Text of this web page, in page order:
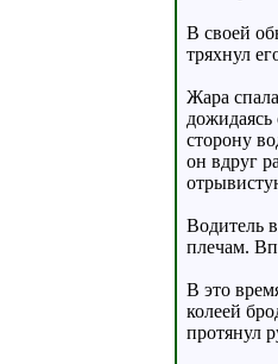
В своей
тряхнул
Жара
сторону
он вдруг
Водитель
плечам.
В это
колеей
протянул